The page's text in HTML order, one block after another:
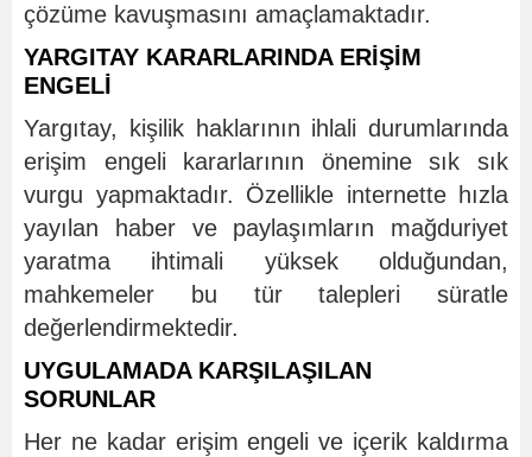
çözüme kavuşmasını amaçlamaktadır.
YARGITAY KARARLARINDA ERİŞİM
ENGELİ
Yargıtay, kişilik haklarının ihlali durumlarında
erişim engeli kararlarının önemine sık sık
vurgu yapmaktadır. Özellikle internette hızla
yayılan haber ve paylaşımların mağduriyet
yaratma ihtimali yüksek olduğundan,
mahkemeler bu tür talepleri süratle
değerlendirmektedir.
UYGULAMADA KARŞILAŞILAN
SORUNLAR
Her ne kadar erişim engeli ve içerik kaldırma